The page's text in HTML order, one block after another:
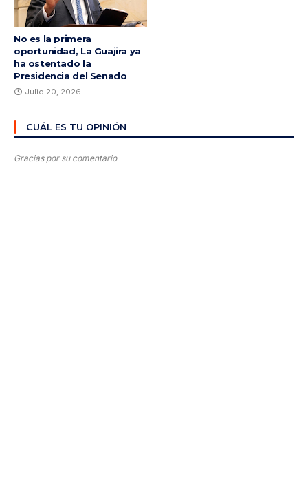
No es la primera
oportunidad, La Guajira ya
ha ostentado la
Presidencia del Senado
Julio 20, 2026
CUÁL ES TU OPINIÓN
Gracias por su comentario